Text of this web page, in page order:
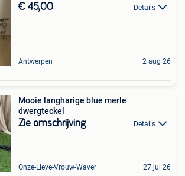
€ 45,00 Details
Antwerpen 2 aug 26
Mooie langharige blue merle
dwergteckel
Zie omschrijving Details
Onze-Lieve-Vrouw-Waver 27 jul 26